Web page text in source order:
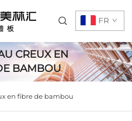
FR
CREUX EN
BAMBOU
en fibre de bambou